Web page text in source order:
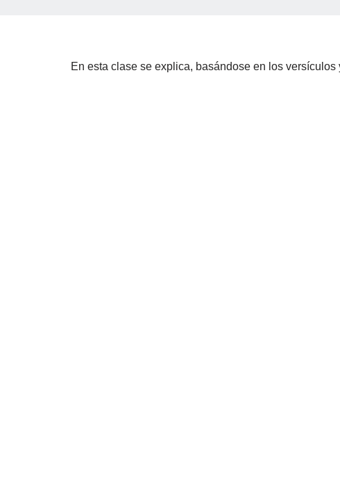
En esta clase se explica, basándose en los